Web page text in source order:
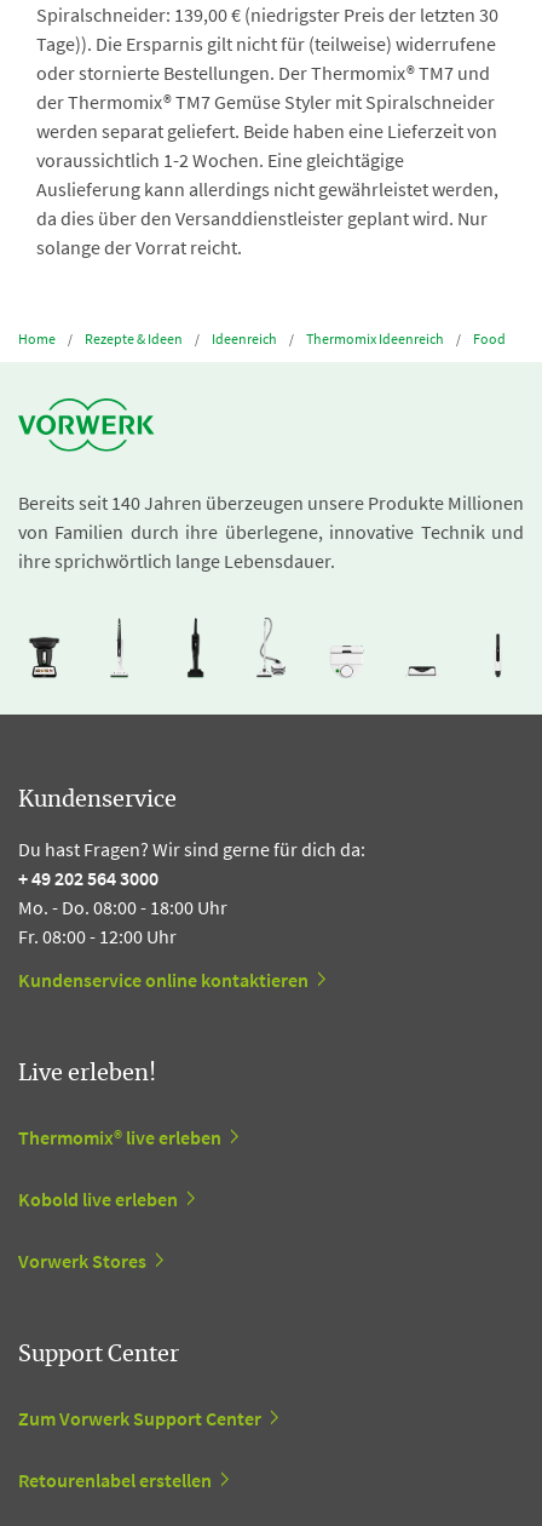
Spiralschneider: 139,00 € (niedrigster Preis der letzten 30
Tage)). Die Ersparnis gilt nicht für (teilweise) widerrufene
oder stornierte Bestellungen. Der Thermomix® TM7 und
der Thermomix® TM7 Gemüse Styler mit Spiralschneider
werden separat geliefert. Beide haben eine Lieferzeit von
voraussichtlich 1-2 Wochen. Eine gleichtägige
Auslieferung kann allerdings nicht gewährleistet werden,
da dies über den Versanddienstleister geplant wird. Nur
solange der Vorrat reicht.
Home Rezepte & Ideen Ideenreich Thermomix Ideenreich Food
Bereits seit 140 Jahren überzeugen unsere Produkte Millionen
von Familien durch ihre überlegene, innovative Technik und
ihre sprichwörtlich lange Lebensdauer.
Kundenservice
Du hast Fragen? Wir sind gerne für dich da:
+ 49 202 564 3000
Mo. - Do. 08:00 - 18:00 Uhr
Fr. 08:00 - 12:00 Uhr
Kundenservice online kontaktieren
Live erleben!
Thermomix® live erleben
Kobold live erleben
Vorwerk Stores
Support Center
Zum Vorwerk Support Center
Retourenlabel erstellen